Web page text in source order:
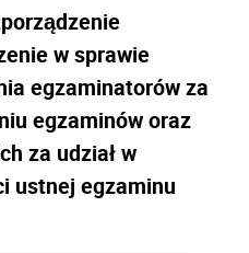
w sprawie
egzaminatorów za
egzaminów oraz
za udział w
ustnej egzaminu